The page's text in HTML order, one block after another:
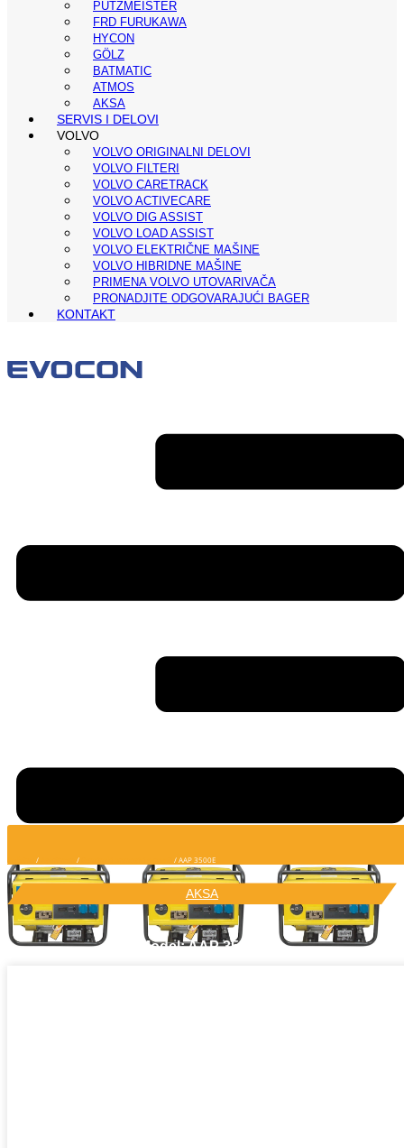
PUTZMEISTER
FRD FURUKAWA
HYCON
GÖLZ
BATMATIC
ATMOS
AKSA
SERVIS I DELOVI
VOLVO
VOLVO ORIGINALNI DELOVI
VOLVO FILTERI
VOLVO CARETRACK
VOLVO ACTIVECARE
VOLVO DIG ASSIST
VOLVO LOAD ASSIST
VOLVO ELEKTRIČNE MAŠINE
VOLVO HIBRIDNE MAŠINE
PRIMENA VOLVO UTOVARIVAČA
PRONADJITE ODGOVARAJUĆI BAGER
KONTAKT
/ / / AAP 3500E
AKSA
Model: AAP 3500E